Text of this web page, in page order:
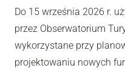
Do 15 września 2026 r.
przez Obserwatorium
wykorzystane przy
projektowaniu nowych